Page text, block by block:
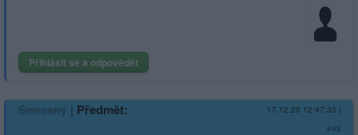
Přihlásit se a odpovědět
Smazaný | Předmět: 17.12.20 12:47:33 |
#48